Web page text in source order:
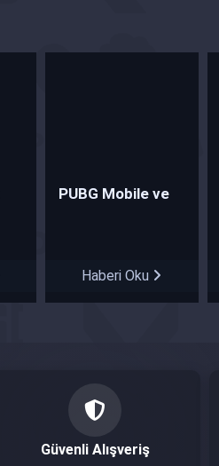
PUBG Mobile ve
Haberi Oku
Güvenli Alışveriş